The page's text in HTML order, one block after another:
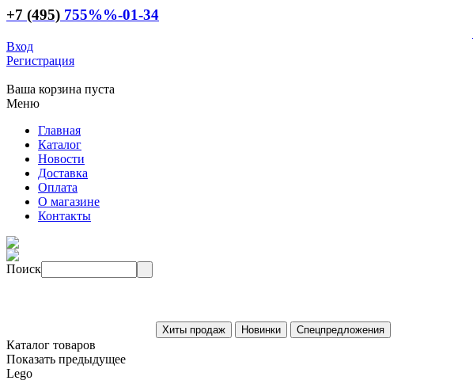
+7 (495) 755%%-01-34
Вход
Регистрация
Ваша корзина пуста
Меню
Главная
Каталог
Новости
Доставка
Оплата
О магазине
Контакты
Поиск
Каталог товаров
Показать предыдущее
Lego